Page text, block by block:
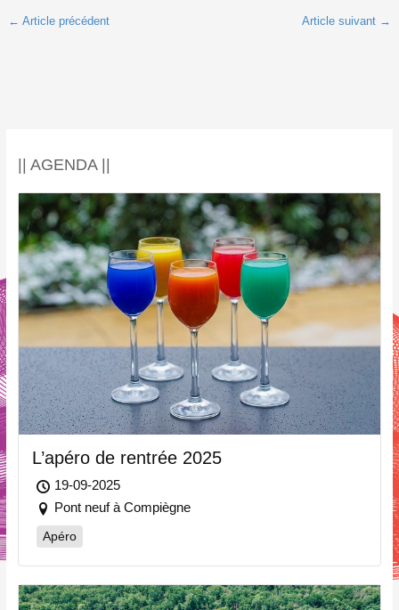
|| AGENDA ||
L’apéro de rentrée 2025
19-09-2025
Pont neuf à Compiègne
Apéro
← Article précédent Article suivant →